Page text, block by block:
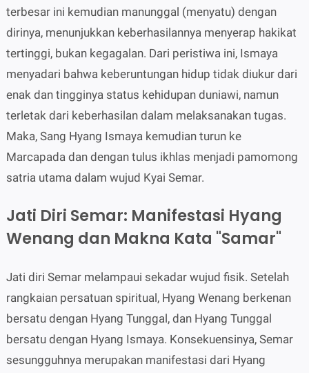
terbesar ini kemudian manunggal (menyatu) dengan
dirinya, menunjukkan keberhasilannya menyerap hakikat
tertinggi, bukan kegagalan. Dari peristiwa ini, Ismaya
menyadari bahwa keberuntungan hidup tidak diukur dari
enak dan tingginya status kehidupan duniawi, namun
terletak dari keberhasilan dalam melaksanakan tugas.
Maka, Sang Hyang Ismaya kemudian turun ke
Marcapada dan dengan tulus ikhlas menjadi pamomong
satria utama dalam wujud Kyai Semar.
Jati Diri Semar: Manifestasi Hyang
Wenang dan Makna Kata "Samar"
Jati diri Semar melampaui sekadar wujud fisik. Setelah
rangkaian persatuan spiritual, Hyang Wenang berkenan
bersatu dengan Hyang Tunggal, dan Hyang Tunggal
bersatu dengan Hyang Ismaya. Konsekuensinya, Semar
sesungguhnya merupakan manifestasi dari Hyang